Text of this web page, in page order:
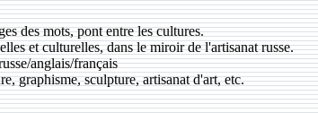
des mots, pont entre les cultures.
et culturelles, dans le miroir de l'artisanat russe.
anglais/français
graphisme, sculpture, artisanat d'art, etc.